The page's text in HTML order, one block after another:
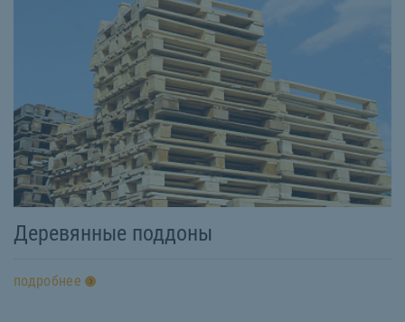
Деревянные поддоны
подробнее